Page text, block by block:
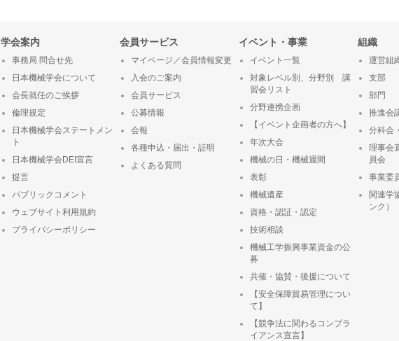
学会案内
事務局 問合せ先
日本機械学会について
会長就任のご挨拶
倫理規定
日本機械学会ステートメン
ト
日本機械学会DEI宣言
提言
パブリックコメント
ウェブサイト利用規約
プライバシーポリシー
会員サービス
マイページ／会員情報変更
入会のご案内
会員サービス
公募情報
会報
各種申込・届出・証明
よくある質問
イベント・事業
イベント一覧
対象レベル別、分野別 講
習会リスト
分野連携企画
【イベント企画者の方へ】
年次大会
機械の日・機械週間
表彰
機械遺産
資格・認証・認定
技術相談
機械工学振興事業資金の公
募
共催・協賛・後援について
【安全保障貿易管理につい
て】
【競争法に関わるコンプラ
イアンス宣言】
組織
運営組
支部
部門
推進会
分科会
理事会
員会
事業委
関連学
ンク）